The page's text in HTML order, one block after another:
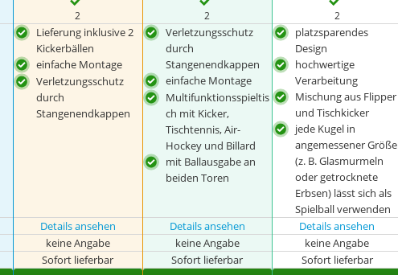
2 2 2
Lieferung inklusive 2
Kickerbällen
einfache Montage
Verletzungsschutz
durch
Stangenendkappen
Verletzungsschutz
durch
Stangenendkappen
einfache Montage
Multifunktionsspieltis
ch mit Kicker,
Tischtennis, Air-
Hockey und Billard
mit Ballausgabe an
beiden Toren
platzsparendes
Design
hochwertige
Verarbeitung
Mischung aus Flipper
und Tischkicker
jede Kugel in
angemessener Größe
(z. B. Glasmurmeln
oder getrocknete
Erbsen) lässt sich als
Spielball verwenden
Details ansehen Details ansehen Details ansehen
keine Angabe keine Angabe keine Angabe
Sofort lieferbar Sofort lieferbar Sofort lieferbar